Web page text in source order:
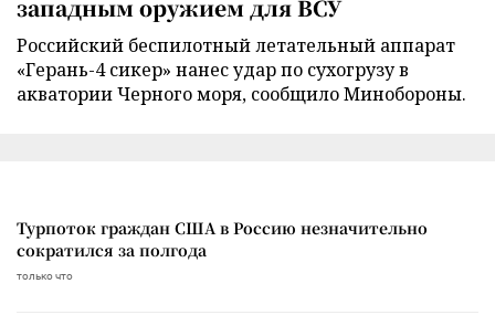
западным оружием для ВСУ
Российский беспилотный летательный аппарат
«Герань-4 сикер» нанес удар по сухогрузу в
акватории Черного моря, сообщило Минобороны.
Турпоток граждан США в Россию незначительно
сократился за полгода
только что